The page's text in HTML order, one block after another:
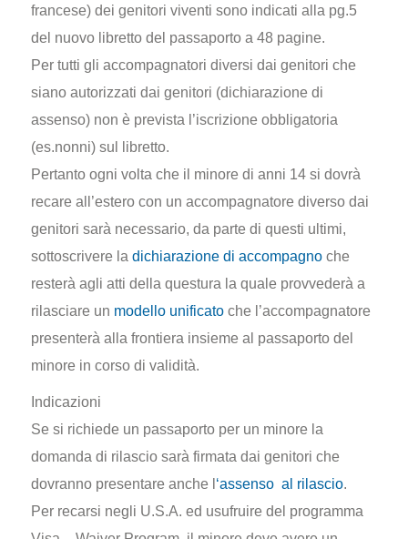
francese) dei genitori viventi sono indicati alla pg.5
del nuovo libretto del passaporto a 48 pagine.
Per tutti gli accompagnatori diversi dai genitori che
siano autorizzati dai genitori (dichiarazione di
assenso) non è prevista l’iscrizione obbligatoria
(es.nonni) sul libretto.
Pertanto ogni volta che il minore di anni 14 si dovrà
recare all’estero con un accompagnatore diverso dai
genitori sarà necessario, da parte di questi ultimi,
sottoscrivere la dichiarazione di accompagnoche
resterà agli atti della questura la quale provvederà a
rilasciare un modello unificatoche l’accompagnatore
presenterà alla frontiera insieme al passaporto del
minore in corso di validità.
Indicazioni
Se si richiede un passaporto per un minore la
domanda di rilascio sarà firmata dai genitori che
dovranno presentare anche l ‘assenso al rilascio.
Per recarsi negli U.S.A. ed usufruire del programma